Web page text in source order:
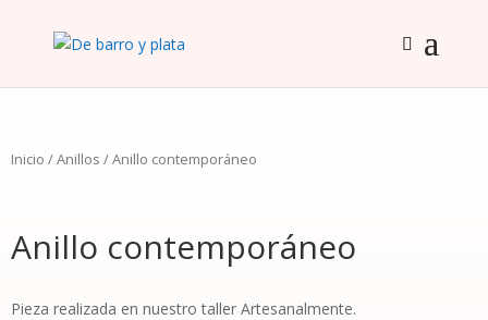
Inicio /Anillos / Anillo contemporáneo
Anillo contemporáneo
Pieza realizada en nuestro taller Artesanalmente.